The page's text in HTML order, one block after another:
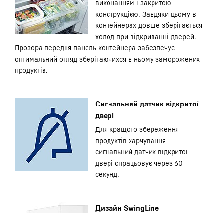
виконанням і закритою
конструкцією. Завдяки цьому в
контейнерах довше зберігається
холод при відкриванні дверей.
Прозора передня панель контейнера забезпечує
оптимальний огляд зберігаючихся в ньому заморожених
продуктів.
Сигнальний датчик відкритої
двері
Для кращого збереження
продуктів харчування
сигнальний датчик відкритої
двері спрацьовує через 60
секунд.
Дизайн SwingLine